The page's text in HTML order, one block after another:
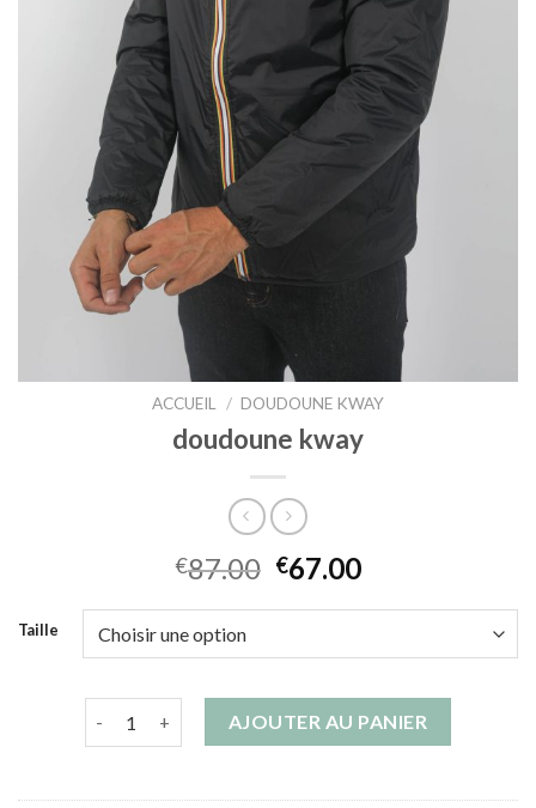
ACCUEIL / DOUDOUNE KWAY
doudoune kway
€87.00 €67.00
Taille
quantité de doudoune kwayAJOUTER AU PANIER